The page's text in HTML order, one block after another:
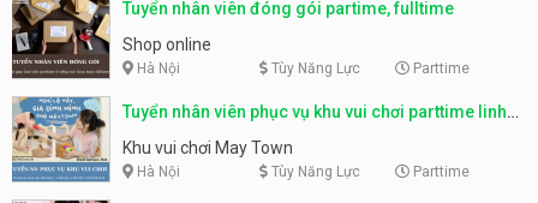
Tuyển nhân viên đóng gói partime, fulltime
Shop online
Hà Nội Tùy Năng Lực Parttime
Tuyển nhân viên phục vụ khu vui chơi parttime linh
động
Khu vui chơi May Town
Hà Nội Tùy Năng Lực Parttime